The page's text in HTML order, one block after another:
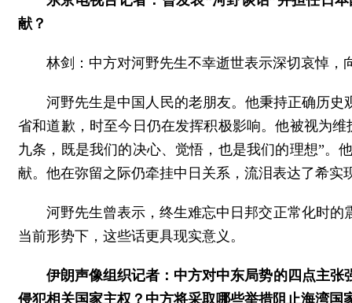
献？
林剑：中方对河野先生不幸逝世表示深切哀悼，
河野先生是中国人民的老朋友。他秉持正确历史
省和道歉，时至今日仍在发挥积极影响。他被视为
九条，既是我们的决心、觉悟，也是我们的理想”。
献。他在弥留之际仍牵挂中日关系，流泪表达了希
河野先生曾表示，终生难忘中日邦交正常化时
当前形势下，这些话更具现实意义。
伊朗声像组织记者：中方对中东局势的四点主
侵犯相关国家主权？中方将采取哪些举措阻止海湾国